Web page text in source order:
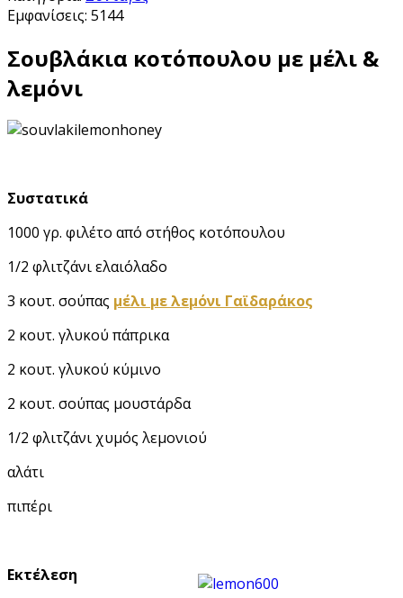
Εμφανίσεις: 5144
Σουβλάκια κοτόπουλου με μέλι &
λεμόνι
Συστατικά
1000 γρ. φιλέτο από στήθος κοτόπουλου
1/2 φλιτζάνι ελαιόλαδο
3 κουτ. σούπας μέλι με λεμόνι Γαϊδαράκος
2 κουτ. γλυκού πάπρικα
2 κουτ. γλυκού κύμινο
2 κουτ. σούπας μουστάρδα
1/2 φλιτζάνι χυμός λεμονιού
αλάτι
πιπέρι
Εκτέλεση